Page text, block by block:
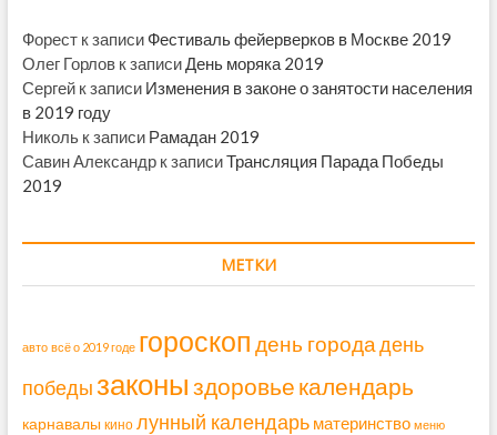
Форестк записи Фестиваль фейерверков в Москве 2019
Олег Горловк записиДень моряка 2019
Сергейк записи Изменения в законе о занятости населения
в 2019 году
Никольк записи Рамадан 2019
Савин Александрк записиТрансляция Парада Победы
2019
МЕТКИ
авто всё о 2019 годе гороскоп день городадень
победызаконыздоровье календарь
карнавалы кино лунный календарь материнство меню